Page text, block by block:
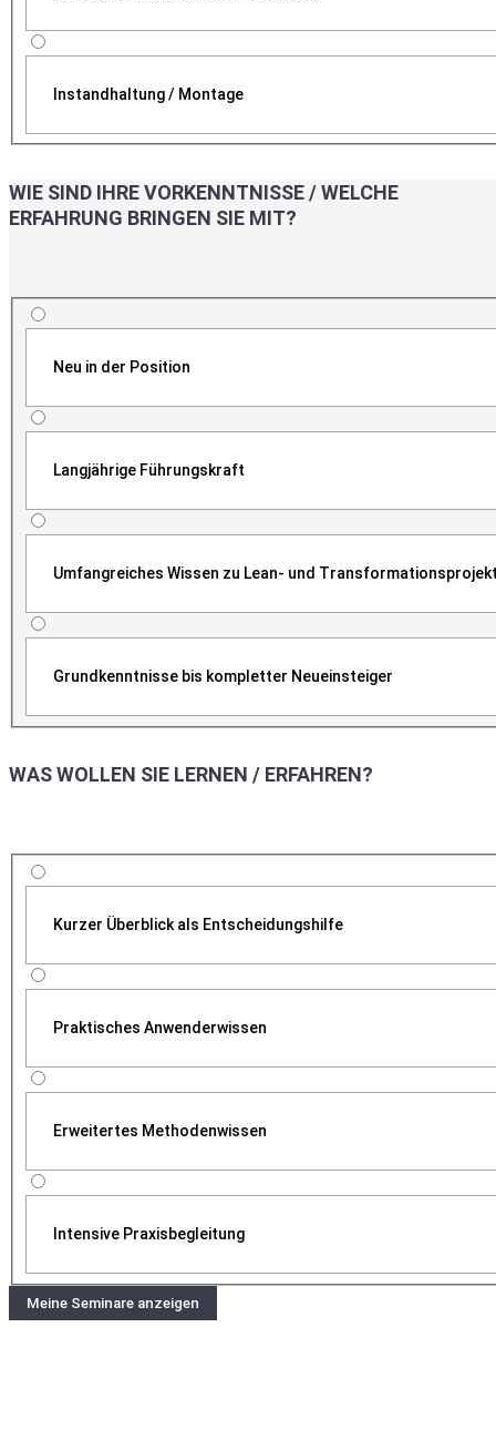
Instandhaltung / Montage
WIE SIND IHRE VORKENNTNISSE / WELCHE
ERFAHRUNG BRINGEN SIE MIT?
Neu in der Position
Langjährige Führungskraft
Umfangreiches Wissen zu Lean- und
Grundkenntnisse bis kompletter Neueinsteiger
WAS WOLLEN SIE LERNEN / ERFAHREN?
Kurzer Überblick als Entscheidungshilfe
Praktisches Anwenderwissen
Erweitertes Methodenwissen
Intensive Praxisbegleitung
Meine Seminare anzeigen